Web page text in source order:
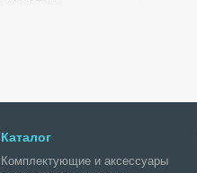
Каталог
Комплектующие и аксессуары